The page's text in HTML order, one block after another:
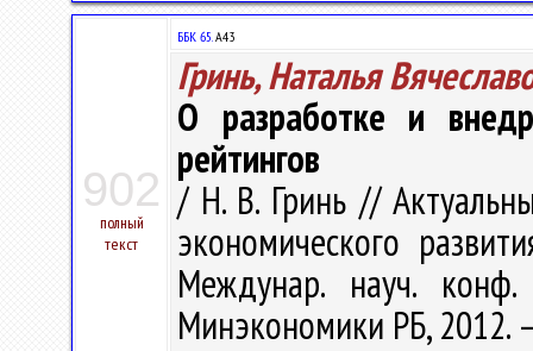
902
полный
текст
ББК 65.А43
Гринь, Наталья
О разработке и
рейтингов
/ Н. В. Гринь //
экономического
Междунар. науч.
Минэкономики РБ, 2012.